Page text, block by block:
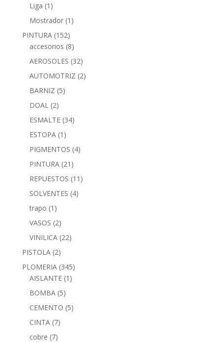
Liga (1)
Mostrador (1)
PINTURA (152)
accesorios (8)
AEROSOLES (32)
AUTOMOTRIZ (2)
BARNIZ (5)
DOAL (2)
ESMALTE (34)
ESTOPA (1)
PIGMENTOS (4)
PINTURA (21)
REPUESTOS (11)
SOLVENTES (4)
trapo (1)
VASOS (2)
VINILICA (22)
PISTOLA (2)
PLOMERIA (345)
AISLANTE (1)
BOMBA (5)
CEMENTO (5)
CINTA (7)
cobre (7)